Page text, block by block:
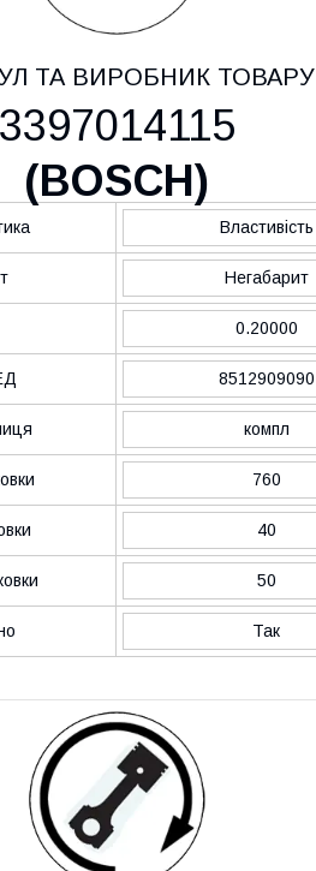
ТА ВИРОБНИК ТОВАРУ
3397014115
(BOSCH)
Властивість
Негабарит
0.20000
8512909090
компл
760
40
50
Так